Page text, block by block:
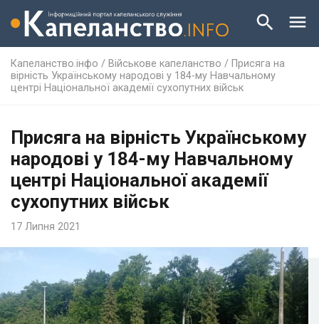
Капеланство.інфо / Військове капеланство / Присяга на
вірність Українському народові у 184-му Навчальному
центрі Національної академії сухопутних військ
Присяга на вірність Українському
народові у 184-му Навчальному
центрі Національної академії
сухопутних військ
17 Липня 2021